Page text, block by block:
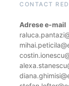
CONTACT
Adrese e-mail